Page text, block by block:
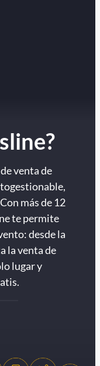
venta de
más de 12
te permite
desde la
la venta de
lugar y